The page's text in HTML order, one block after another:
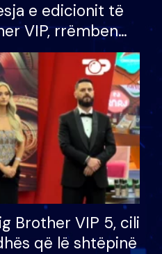
e edicionit të
VIP, rrëmben
100 mijë eurosh
Brother VIP 5, cili
që lë shtëpinë